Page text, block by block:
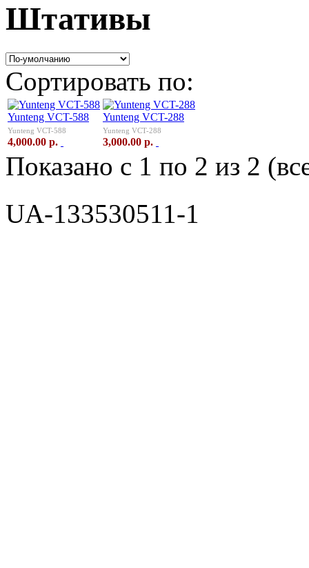
Штативы
Сортировать по:
Yunteng VCT-588
Yunteng VCT-588
4,000.00 р.
Yunteng VCT-288
Yunteng VCT-288
3,000.00 р.
Показано с 1 по 2 из 2
UA-133530511-1